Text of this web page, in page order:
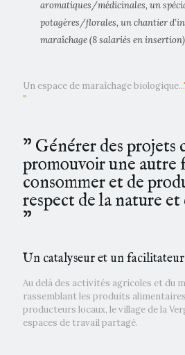
aromatiques/médicinales, un
potagères/florales, un chantier
maraîchage (8 salariés en
Un espace de maraîchage biologique...
"
” Générer des projets
promouvoir une autre
consommer et de
respect de la nature et
”
Un catalyseur et un facilitateur
Au delà des activités agricoles et du
rassemblant les produits
producteurs locaux, le village de la
espaces de travail partagé.